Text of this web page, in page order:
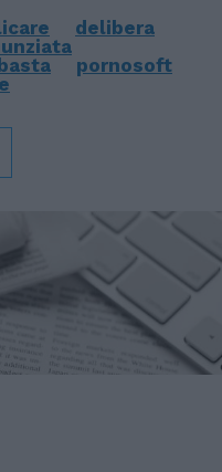
delibera
basta
pornosoft